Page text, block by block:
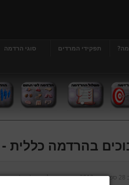
תפקידי המרדים סוגי הרדמה
בהרדמה כללית -
28 ספטמבר 2012 נכתב על ידידר' גרג'י יונתן